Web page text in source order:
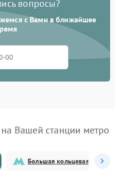
вопросы?
с Вами в ближайшее
Вашей станции метро
Большая кольцевая